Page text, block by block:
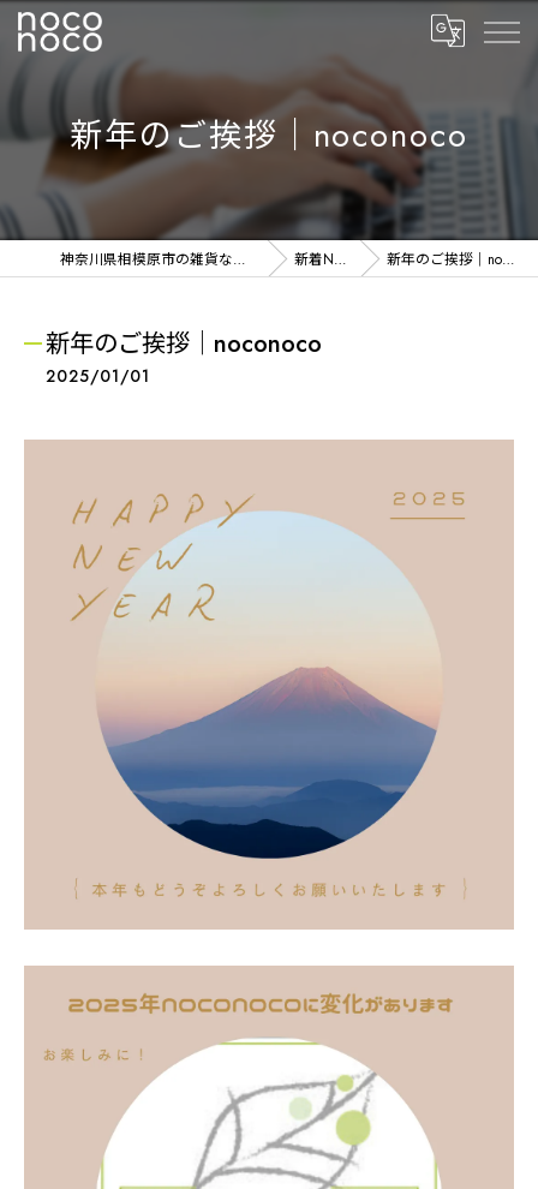
新年のご挨拶｜noconoco
神奈川県相模原市の雑貨ならnoconoco 新着NEWS 新年のご挨拶｜noconoco
新年のご挨拶｜noconoco
2025/01/01